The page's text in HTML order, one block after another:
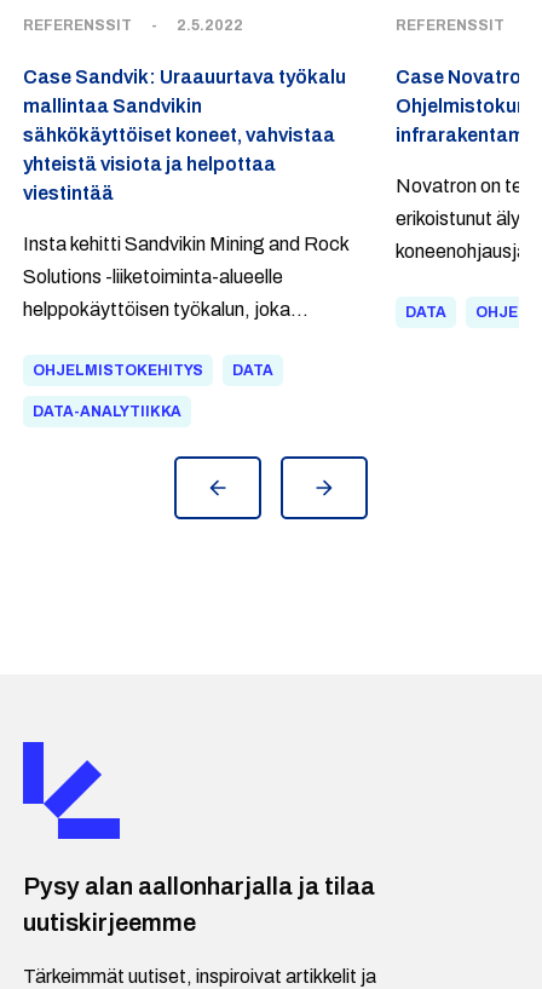
REFERENSSIT - 2.5.2022
Case Sandvik: Uraauurtava työkalu
mallintaa Sandvikin
sähkökäyttöiset koneet, vahvistaa
yhteistä visiota ja helpottaa
viestintää
Insta kehitti Sandvikin Mining and Rock
Solutions -liiketoiminta-alueelle
helppokäyttöisen työkalun, joka
koneet ja laitteet uudenlaisella tavalla.
Järjestelmä mahdollistaa erilaisten
OHJELMISTOKEHITYS DATA
DATA-ANALYTIIKKA
REFERENSSIT
Case Novatron:
Novatron on
erikoistunut
digitalisointiin.
DATA
Pysy alan aallonharjalla ja tilaa
uutiskirjeemme
Tärkeimmät uutiset, inspiroivat artikkelit ja